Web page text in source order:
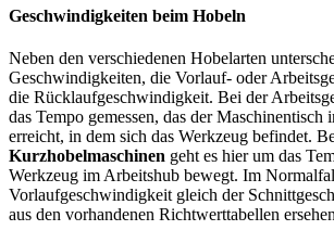
Geschwindigkeiten beim Hobeln
Neben den verschiedenen Hobelarten
Geschwindigkeiten, die Vorlauf- oder
die Rücklaufgeschwindigkeit. Bei der
das Tempo gemessen, das der Maschinentisch
erreicht, in dem sich das Werkzeug befindet.
Kurzhobelmaschinen geht es hier um das
Werkzeug im Arbeitshub bewegt. Im
Vorlaufgeschwindigkeit gleich der
aus den vorhandenen Richtwerttabellen